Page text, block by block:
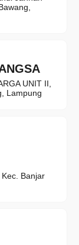
UNIT II,
Lampung
Banjar